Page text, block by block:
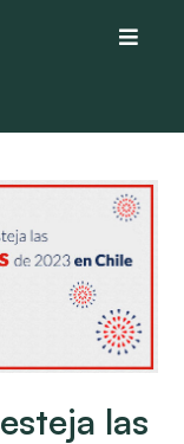
las